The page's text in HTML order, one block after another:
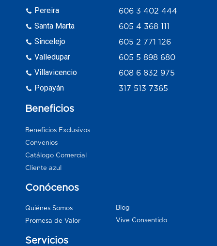
Pereira
Santa Marta
Sincelejo
Valledupar
Villavicencio
Popayán
606 3 402 444
605 4 368 111
605 2 771 126
605 5 898 680
608 6 832 975
317 513 7365
Beneficios
Beneficios Exclusivos
Convenios
Catálogo Comercial
Cliente azul
Conócenos
Quiénes Somos
Promesa de Valor
Blog
Vive Consentido
Servicios